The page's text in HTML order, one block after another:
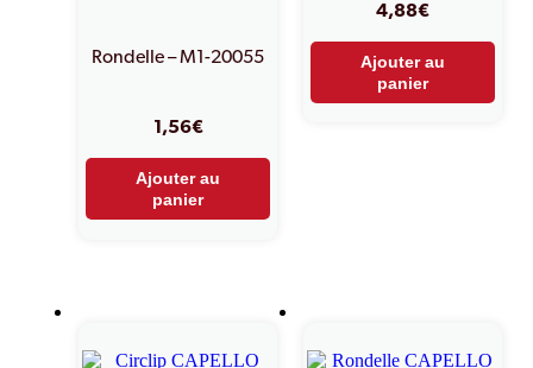
Rondelle – M1-20055
1,56€
Ajouter au
panier
4,88€
Ajouter au
panier